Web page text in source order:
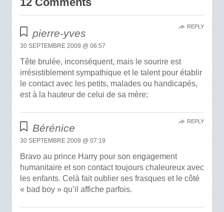
pierre-yves
30 SEPTEMBRE 2009 @ 06:57
Tête brulée, inconséquent, mais le sourire est
irrésistiblement sympathique et le talent pour établir
le contact avec les petits, malades ou handicapés,
est à la hauteur de celui de sa mère;
REPLY
Bérénice
30 SEPTEMBRE 2009 @ 07:19
Bravo au prince Harry pour son engagement
humanitaire et son contact toujours chaleureux avec
les enfants. Celà fait oublier ses frasques et le côté
« bad boy » qu’il affiche parfois.
REPLY